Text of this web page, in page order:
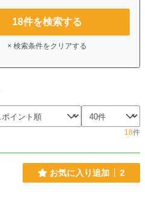
18件を検索する
× 検索条件をクリアする
18件
お気に入り追加 2